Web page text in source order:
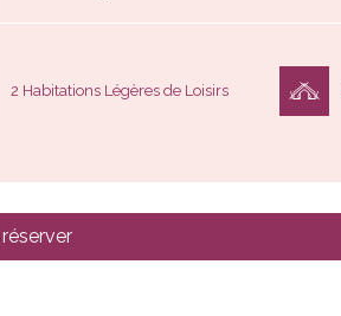
2 Habitations Légères de Loisirs